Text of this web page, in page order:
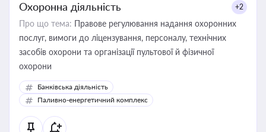
Охоронна діяльність +2
Про що тема: Правове регулювання надання охоронних
послуг, вимоги до ліцензування, персоналу, технічних
засобів охорони та організації пультової й фізичної
охорони
Банківська діяльність
Паливно-енергетичний комплекс